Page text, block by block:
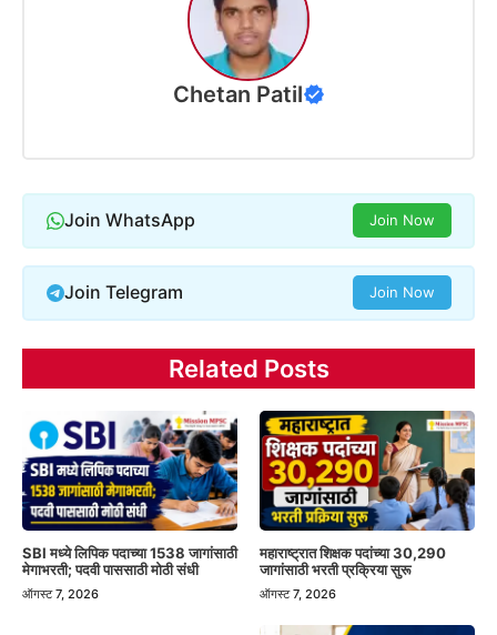
Chetan Patil
Join WhatsApp Join Now
Join Telegram Join Now
Related Posts
SBI मध्ये लिपिक पदाच्या 1538 जागांसाठी
मेगाभरती; पदवी पाससाठी मोठी संधी
ऑगस्ट 7, 2026
महाराष्ट्रात शिक्षक पदांच्या 30,290
जागांसाठी भरती प्रक्रिया सुरू
ऑगस्ट 7, 2026